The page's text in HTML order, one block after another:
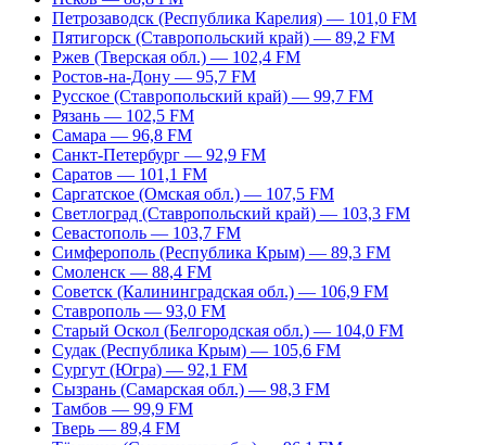
Петрозаводск (Республика Карелия) — 101,0 FM
Пятигорск (Ставропольский край) — 89,2 FM
Ржев (Тверская обл.) — 102,4 FM
Ростов-на-Дону — 95,7 FM
Русское (Ставропольский край) — 99,7 FM
Рязань — 102,5 FM
Самара — 96,8 FM
Санкт-Петербург — 92,9 FM
Саратов — 101,1 FM
Саргатское (Омская обл.) — 107,5 FM
Светлоград (Ставропольский край) — 103,3 FM
Севастополь — 103,7 FM
Симферополь (Республика Крым) — 89,3 FM
Смоленск — 88,4 FM
Советск (Калининградская обл.) — 106,9 FM
Ставрополь — 93,0 FM
Старый Оскол (Белгородская обл.) — 104,0 FM
Судак (Республика Крым) — 105,6 FM
Сургут (Югра) — 92,1 FM
Сызрань (Самарская обл.) — 98,3 FM
Тамбов — 99,9 FM
Тверь — 89,4 FM